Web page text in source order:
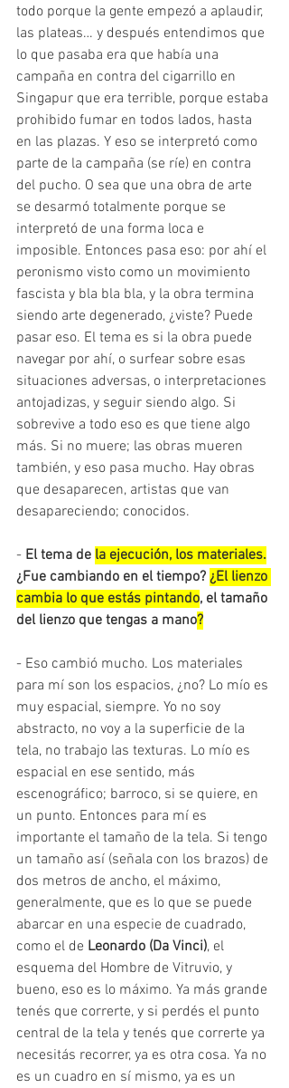
todo porque la gente empezó a aplaudir,
las plateas… y después entendimos que
lo que pasaba era que había una
campaña en contra del cigarrillo en
Singapur que era terrible, porque estaba
prohibido fumar en todos lados, hasta
en las plazas. Y eso se interpretó como
parte de la campaña (se ríe) en contra
del pucho. O sea que una obra de arte
se desarmó totalmente porque se
interpretó de una forma loca e
imposible. Entonces pasa eso: por ahí el
peronismo visto como un movimiento
fascista y bla bla bla, y la obra termina
siendo arte degenerado, ¿viste? Puede
pasar eso. El tema es si la obra puede
navegar por ahí, o surfear sobre esas
situaciones adversas, o interpretaciones
antojadizas, y seguir siendo algo. Si
sobrevive a todo eso es que tiene algo
más. Si no muere; las obras mueren
también, y eso pasa mucho. Hay obras
que desaparecen, artistas que van
desapareciendo; conocidos.
- El tema de la ejecución, los materiales.
¿Fue cambiando en el tiempo? ¿El lienzo
cambia lo que estás pintando, el tamaño
del lienzo que tengas a mano?
- Eso cambió mucho. Los materiales
para mí son los espacios, ¿no? Lo mío es
muy espacial, siempre. Yo no soy
abstracto, no voy a la superficie de la
tela, no trabajo las texturas. Lo mío es
espacial en ese sentido, más
escenográfico; barroco, si se quiere, en
un punto. Entonces para mí es
importante el tamaño de la tela. Si tengo
un tamaño así (señala con los brazos) de
dos metros de ancho, el máximo,
generalmente, que es lo que se puede
abarcar en una especie de cuadrado,
como el de Leonardo (Da Vinci), el
esquema del Hombre de Vitruvio, y
bueno, eso es lo máximo. Ya más grande
tenés que correrte, y si perdés el punto
central de la tela y tenés que correrte ya
necesitás recorrer, ya es otra cosa. Ya no
es un cuadro en sí mismo, ya es un